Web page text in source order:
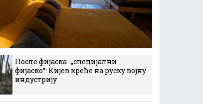
После фијаска -„специјални
фијаско“: Кијев креће на руску војну
индустрију